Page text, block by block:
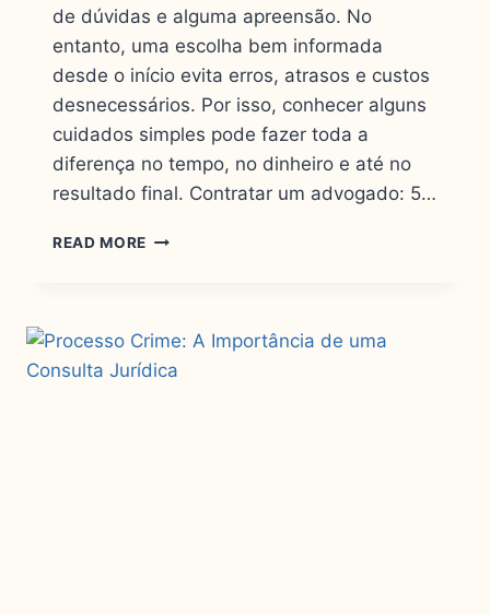
de dúvidas e alguma apreensão. No
entanto, uma escolha bem informada
desde o início evita erros, atrasos e custos
desnecessários. Por isso, conhecer alguns
cuidados simples pode fazer toda a
diferença no tempo, no dinheiro e até no
resultado final. Contratar um advogado: 5…
READ MORE